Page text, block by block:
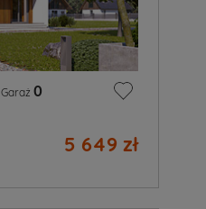
Garaż 0
5 649 zł